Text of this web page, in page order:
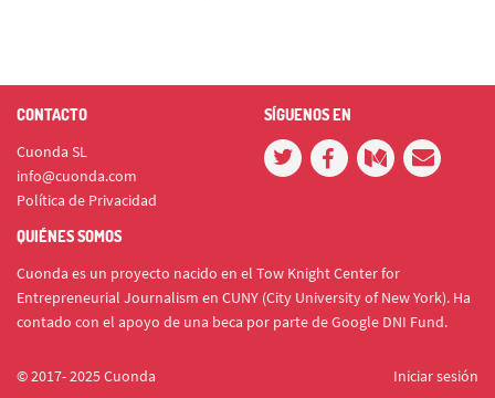
CONTACTO
Cuonda SL
info@cuonda.com
Política de Privacidad
SÍGUENOS EN
QUIÉNES SOMOS
Cuonda es un proyecto nacido en el Tow Knight Center for
Entrepreneurial Journalism en CUNY (City University of New York). Ha
contado con el apoyo de una beca por parte de Google DNI Fund.
© 2017- 2025 Cuonda Iniciar sesión